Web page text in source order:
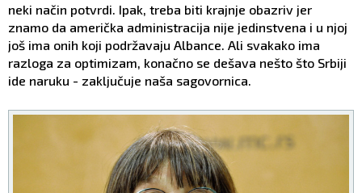
neki način potvrdi. Ipak, treba biti krajnje obazriv jer
znamo da američka administracija nije jedinstvena i u njoj
još ima onih koji podržavaju Albance. Ali svakako ima
razloga za optimizam, konačno se dešava nešto što Srbiji
ide naruku - zaključuje naša sagovornica.